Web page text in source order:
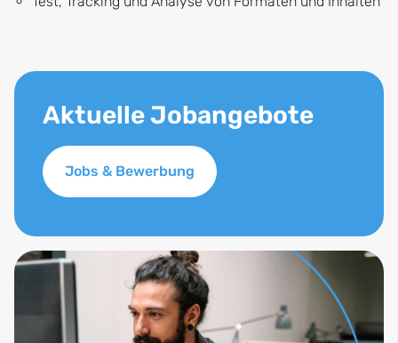
Aktuelle Jobangebote
Jobs & Bewerbung